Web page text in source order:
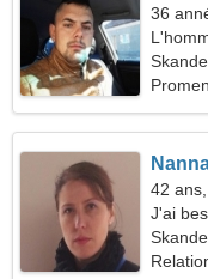
36
42
J'ai